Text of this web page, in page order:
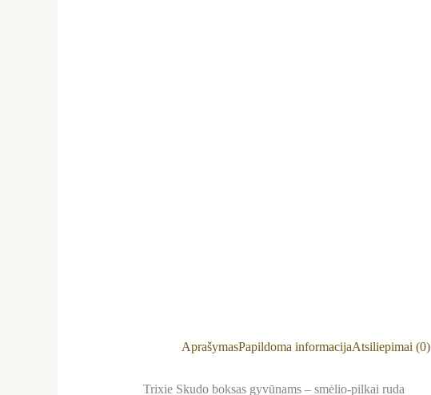
AprašymasPapildoma informacijaAtsiliepimai (0)
Trixie Skudo boksas gyvūnams – smėlio-pilkai ruda